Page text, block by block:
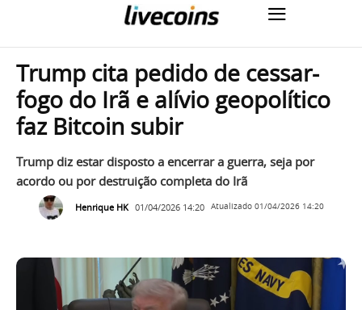
Trump cita pedido de cessar-
fogo do Irã e alívio geopolítico
faz Bitcoin subir
Trump diz estar disposto a encerrar a guerra, seja por
acordo ou por destruição completa do Irã
Henrique HK 01/04/2026 14:20 Atualizado 01/04/2026 14:20